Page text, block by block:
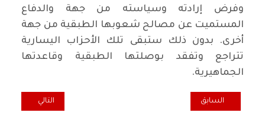
وفرض إرادته وسياسته من جهة والدفاع
المستميت عن مصالح شعوبها الطبقية من جهة
أخرى. بدون ذلك ستبقى تلك الأحزاب اليسارية
تتراجع وتفقد بوصلتها الطبقية وقاعدتها
الجماهيرية.
المقال السابق: في ذكرى وثبة كانون الثاني 1948.. إرث نضالي لانتفاضة تشرين 2019
السابق المقال التالي:
التالي